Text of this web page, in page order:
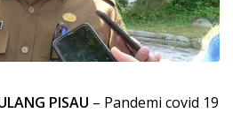
PISAU – Pandemi covid 19